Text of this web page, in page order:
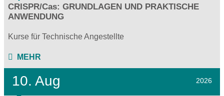
CRISPR/Cas: GRUNDLAGEN UND PRAKTISCHE
ANWENDUNG
Kurse für Technische Angestellte
MEHR
10. Aug 2026